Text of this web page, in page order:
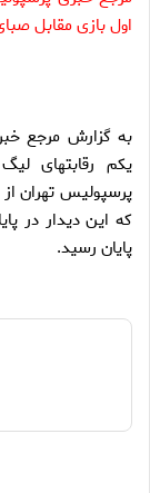
اول بازی مقابل
به گزارش مرجع
یکم رقابتهای
پایان رسید.